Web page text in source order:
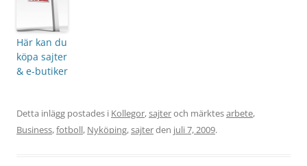
Här kan du
köpa sajter
& e-butiker
Detta inlägg postades i Kollegor,sajteroch märktesarbete,
Business,fotboll, Nyköping,sajterden juli 7, 2009.